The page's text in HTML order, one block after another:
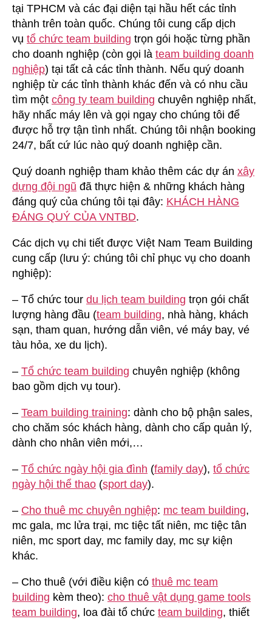
tại TPHCM và các đại diện tại hầu hết các tỉnh
thành trên toàn quốc. Chúng tôi cung cấp dịch
vụ tổ chức team building trọn gói hoặc từng phần
cho doanh nghiệp (còn gọi là team building doanh
nghiệp) tại tất cả các tỉnh thành. Nếu quý doanh
nghiệp từ các tỉnh thành khác đến và có nhu cầu
tìm một công ty team building chuyên nghiệp nhất,
hãy nhấc máy lên và gọi ngay cho chúng tôi để
được hỗ trợ tận tình nhất. Chúng tôi nhận booking
24/7, bất cứ lúc nào quý doanh nghiệp cần.
Quý doanh nghiệp tham khảo thêm các dự án xây
dựng đội ngũ đã thực hiện & những khách hàng
đáng quý của chúng tôi tại đây: KHÁCH HÀNG
ĐÁNG QUÝ CỦA VNTBD.
Các dịch vụ chi tiết được Việt Nam Team Building
cung cấp (lưu ý: chúng tôi chỉ phục vụ cho doanh
nghiệp):
– Tổ chức tour du lịch team building trọn gói chất
lượng hàng đầu (team building, nhà hàng, khách
sạn, tham quan, hướng dẫn viên, vé máy bay, vé
tàu hỏa, xe du lịch).
– Tổ chức team building chuyên nghiệp (không
bao gồm dịch vụ tour).
– Team building training: dành cho bộ phận sales,
cho chăm sóc khách hàng, dành cho cấp quản lý,
dành cho nhân viên mới,…
– Tổ chức ngày hội gia đình (family day), tổ chức
ngày hội thể thao (sport day).
– Cho thuê mc chuyên nghiệp: mc team building,
mc gala, mc lửa trại, mc tiệc tất niên, mc tiệc tân
niên, mc sport day, mc family day, mc sự kiện
khác.
– Cho thuê (với điều kiện có thuê mc team
building kèm theo): cho thuê vật dụng game tools
team building, loa đài tổ chức team building, thiết